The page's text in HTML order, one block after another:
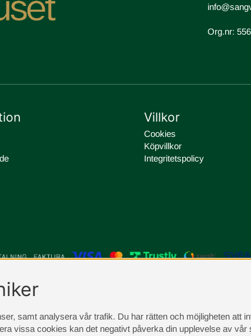
Org.nr:
Villkor
Cookies
Köpvillkor
Integritetspolicy
samt analysera vår trafik. Du har rätten och möjligheten att
vissa cookies kan det negativt påverka din upplevelse av vår